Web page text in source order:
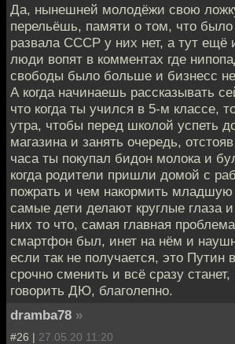
Да, нынешней молодёжи свою
перельёшь, памяти о том, что
развала СССР у них нет, а тут ещё
люди вопят в комментах где
свободы было больше и бизнесс
А когда начинаешь рассказывать
что когда ты учился в 5-м классе,
утра, чтобы перед школой успеть
магазина и занять очередь,
часа ты покупал бидон молока и
когда родители пришли домой с
пожрать и чем накормить младшую
самые дети делают круглые глаза
них то что, самая главная
смартфон был, инет на нём и
если так не получается, это Путин
срочно сменить и всё сразу
говорить ДЮ, благолепно.
dramba78 »
#26 | 27.05.20 11:20